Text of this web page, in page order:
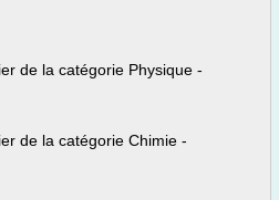
de la catégorie Physique -
de la catégorie Chimie -